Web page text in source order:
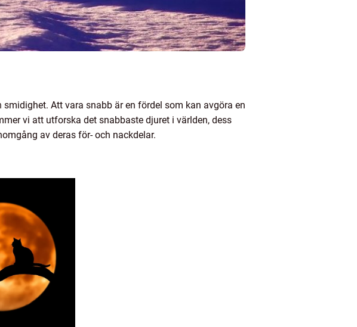
Att vara snabb är en fördel som kan avgöra en
vi att utforska det snabbaste djuret i världen, dess
av deras för- och nackdelar.